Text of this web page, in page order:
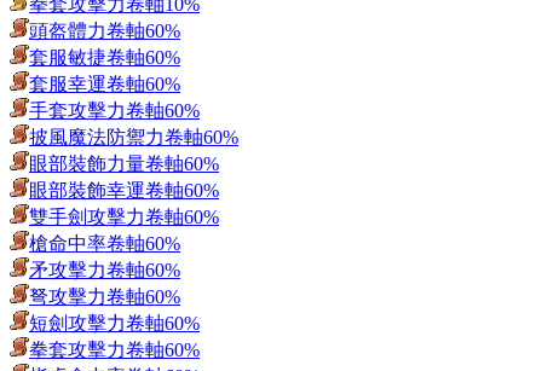
頭盔體力卷軸60%
套服敏捷卷軸60%
套服幸運卷軸60%
手套攻擊力卷軸60%
披風魔法防禦力卷軸60%
眼部裝飾力量卷軸60%
眼部裝飾幸運卷軸60%
雙手劍攻擊力卷軸60%
槍命中率卷軸60%
矛攻擊力卷軸60%
弩攻擊力卷軸60%
短劍攻擊力卷軸60%
拳套攻擊力卷軸60%